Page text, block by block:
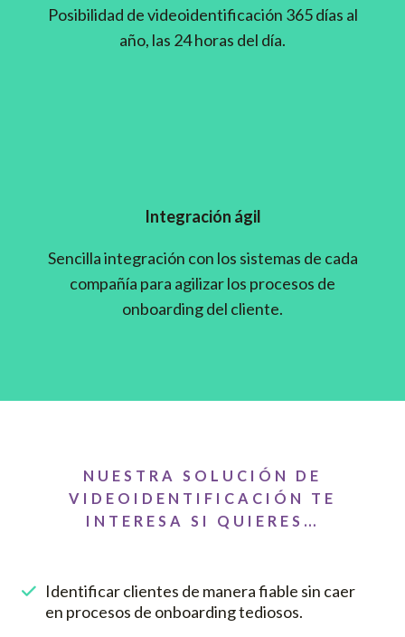
Posibilidad de videoidentificación 365 días al
año, las 24 horas del día.
Integración ágil
Sencilla integración con los sistemas de cada
compañía para agilizar los procesos de
onboarding del cliente.
NUESTRA SOLUCIÓN DE
VIDEOIDENTIFICACIÓN TE
INTERESA SI QUIERES…
Identificar clientes de manera fiable sin caer
en procesos de onboarding tediosos.